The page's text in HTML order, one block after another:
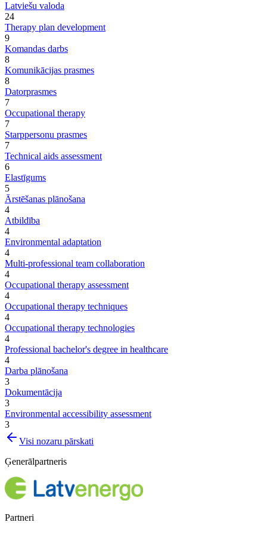
Latviešu valoda
24
Therapy plan development
9
Komandas darbs
8
Komunikācijas prasmes
8
Datorprasmes
7
Occupational therapy
7
Starppersonu prasmes
7
Technical aids assessment
6
Elastīgums
5
Ārstēšanas plānošana
4
Atbildība
4
Environmental adaptation
4
Multi-professional team collaboration
4
Occupational therapy assessment
4
Occupational therapy techniques
4
Occupational therapy technologies
4
Professional bachelor's degree in healthcare
4
Darba plānošana
3
Dokumentācija
3
Environmental accessibility assessment
3
Visi nozaru pārskati
Ģenerālpartneris
Partneri